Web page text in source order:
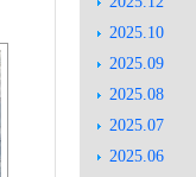
2025.10
2025.09
2025.08
2025.07
2025.06